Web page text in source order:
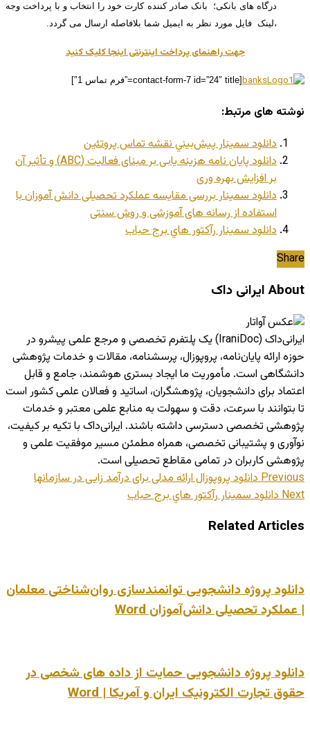
درگاه های بانکی؛ بانک صادر کننده کارت خود را انتخاب و با پرداخت وجه
،لینک فایل مورد نظر به ایمیل شما بلافاصله ارسال می گردد.
جهت راهنمای پرداخت اینترنتی اینجا کلیک کنید
[contact-form-7 id=”24″ title=”فرم تماس 1″]
نوشته های مرتبط:
دانلود سمینار پيش‌بيني نقشه تماس پروتئين
دانلود پایان نامه هزینه یابی بر مبنای فعالیت (ABC) و تأثیر آن
بر افزایش بهره وری
دانلود سمینار بررسی مقایسه عملکرد تحصیلی دانش آموزان با
استفاده از رسانه های آموزشی و روش سنتی
دانلود سمینار رآكتور هاي برج حباب
Share
About ایرانی داک
ایرانی‌داک (IraniDoc) یک پلتفرم تخصصی و مرجع علمی پیشرو در
حوزه ارائه پایان‌نامه، پروپوزال، پرسشنامه، مقالات و خدمات پژوهشی
دانشگاهی است. مأموریت ما ایجاد بستری هوشمند، جامع و قابل
اعتماد برای دانشجویان، پژوهشگران، اساتید و فعالان علمی کشور است
تا بتوانند با سرعت، دقت و سهولت به منابع علمی معتبر و خدمات
پژوهشی تخصصی دسترسی داشته باشند. ایرانی‌داک با تکیه بر کیفیت،
نوآوری و پشتیبانی تخصصی، همراه مطمئن مسیر موفقیت علمی و
پژوهشی کاربران در تمامی مقاطع تحصیلی است.
Previousدانلود پروپوزال ارائه مدلی برای درآمد زایی در سازمانها
Nextدانلود سمینار رآكتور هاي برج حباب
Related Articles
دانلود پروژه دانشجویی توانمندسازی روان‌شناختی معلمان
| عملکرد تحصیلی دانش‌آموزان Word
دانلود پروژه دانشجویی حمایت از داده های شخصی در
حقوق تجارت الکترونیک ایران و آمریکا | Word